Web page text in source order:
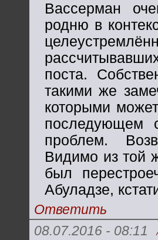
Вассерман
родню в
поста.
такими же
которыми
последующем
проблем.
Видимо из той
был
Абуладзе,
Ответить
08.07.2016 - 08:11